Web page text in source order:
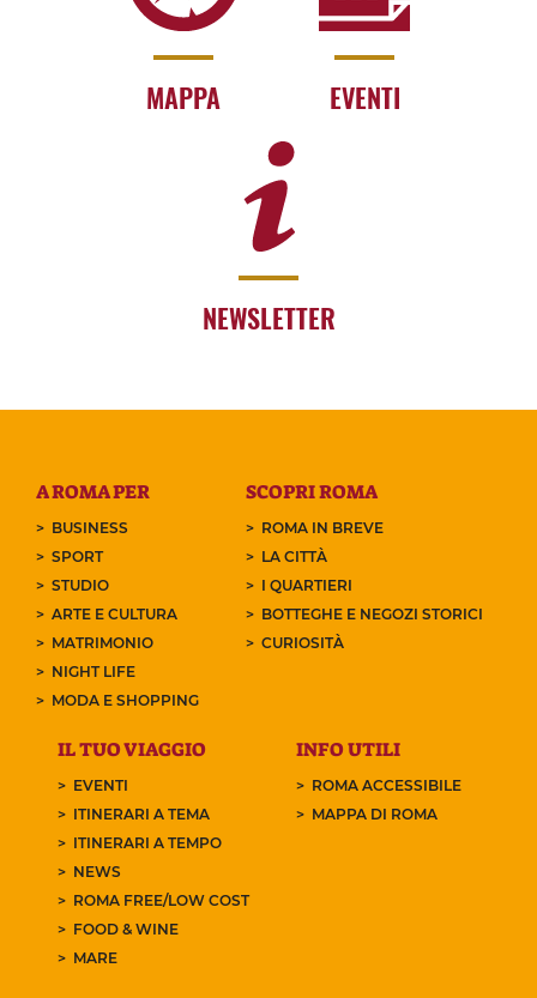
MAPPA EVENTI
NEWSLETTER
A ROMA PER
BUSINESS
SPORT
STUDIO
ARTE E CULTURA
MATRIMONIO
NIGHT LIFE
MODA E SHOPPING
SCOPRI ROMA
ROMA IN BREVE
LA CITTÀ
I QUARTIERI
BOTTEGHE E NEGOZI STORICI
CURIOSITÀ
IL TUO VIAGGIO
EVENTI
ITINERARI A TEMA
ITINERARI A TEMPO
NEWS
ROMA FREE/LOW COST
FOOD & WINE
MARE
INFO UTILI
ROMA ACCESSIBILE
MAPPA DI ROMA